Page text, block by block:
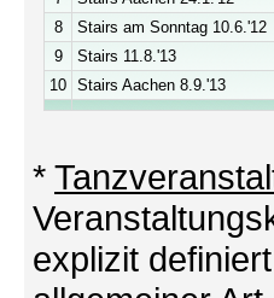
8
Stairs am Sonntag 10.6.'12
9
Stairs 11.8.'13
10 Stairs Aachen 8.9.'13
*
explizit